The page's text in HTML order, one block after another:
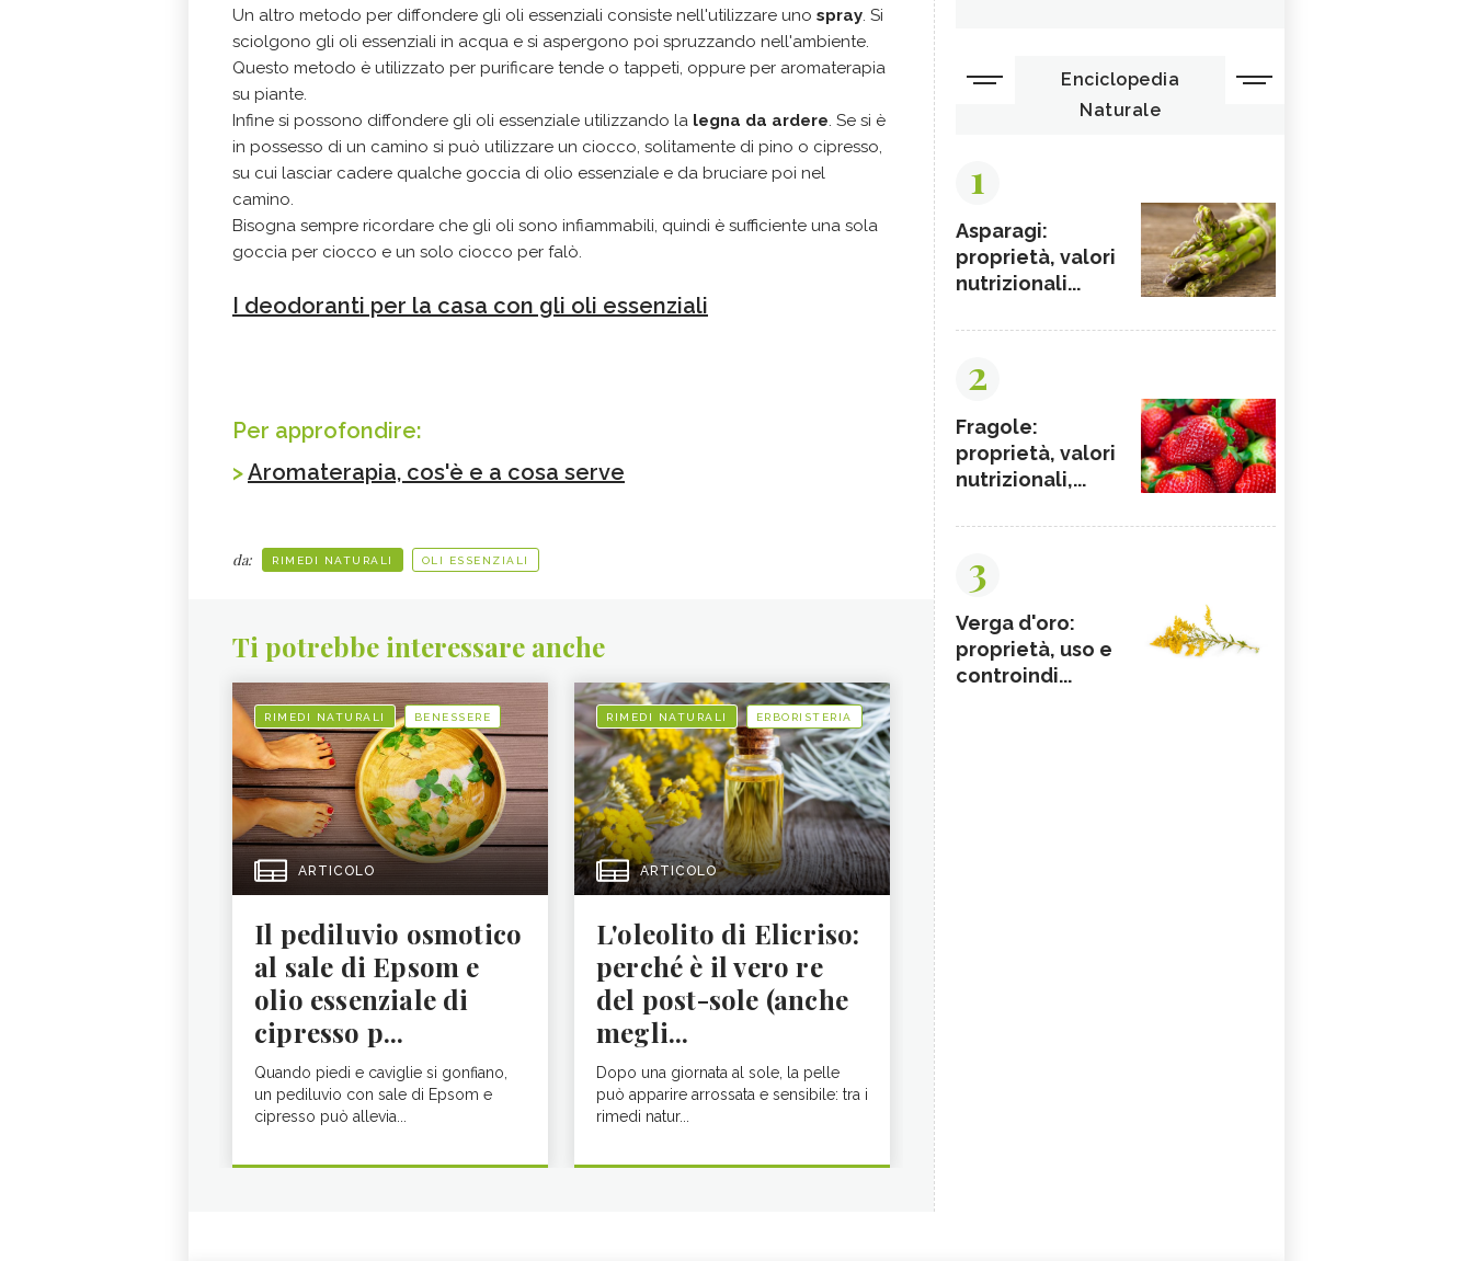
Un altro metodo per diffondere gli oli essenziali consiste nell'utilizzare uno spray. Si
sciolgono gli oli essenziali in acqua e si aspergono poi spruzzando nell'ambiente.
Questo metodo è utilizzato per purificare tende o tappeti, oppure per aromaterapia
su piante.
Infine si possono diffondere gli oli essenziale utilizzando la legna da ardere. Se si è
in possesso di un camino si può utilizzare un ciocco, solitamente di pino o cipresso,
su cui lasciar cadere qualche goccia di olio essenziale e da bruciare poi nel
camino.
Bisogna sempre ricordare che gli oli sono infiammabili, quindi è sufficiente una sola
goccia per ciocco e un solo ciocco per falò.
I deodoranti per la casa con gli oli essenziali
Per approfondire:
>Aromaterapia, cos'è e a cosa serve
da: RIMEDI NATURALI OLI ESSENZIALI
Ti potrebbe interessare anche
RIMEDI NATURALI BENESSERE
ARTICOLO
Il pediluvio osmotico
al sale di Epsom e
olio essenziale di
cipresso p...
Quando piedi e caviglie si gonfiano,
un pediluvio con sale di Epsom e
cipresso può allevia...
RIMEDI NATURALI ERBORISTERIA
ARTICOLO
L'oleolito di Elicriso:
perché è il vero re
del post-sole (anche
megli...
Dopo una giornata al sole, la pelle
può apparire arrossata e sensibile: tra i
rimedi natur...
Enciclopedia
Naturale
1
Asparagi:
proprietà, valori
nutrizionali...
2
Fragole:
proprietà, valori
nutrizionali,...
3
Verga d'oro:
proprietà, uso e
controindi...